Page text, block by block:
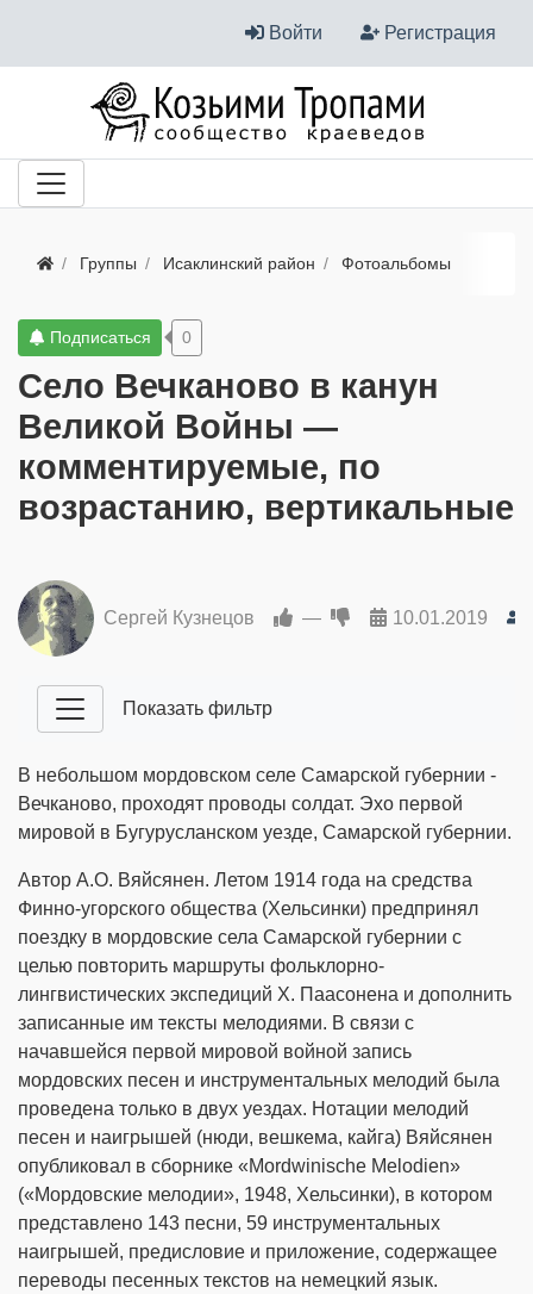
Войти Регистрация
Группы Исаклинский район Фотоальбомы
Село Вечканово в канун
Великой Войны —
комментируемые, по
возрастанию, вертикальные
Подписаться 0
Сергей Кузнецов — 10.01.2019
Показать фильтр
В небольшом мордовском селе Самарской губернии -
Вечканово, проходят проводы солдат. Эхо первой
мировой в Бугурусланском уезде, Самарской губернии.
Автор А.О. Вяйсянен. Летом 1914 года на средства
Финно-угорского общества (Хельсинки) предпринял
поездку в мордовские села Самарской губернии с
целью повторить маршруты фольклорно-
лингвистических экспедиций Х. Паасонена и дополнить
записанные им тексты мелодиями. В связи с
начавшейся первой мировой войной запись
мордовских песен и инструментальных мелодий была
проведена только в двух уездах. Нотации мелодий
песен и наигрышей (нюди, вешкема, кайга) Вяйсянен
опубликовал в сборнике «Mordwinische Melodien»
(«Мордовские мелодии», 1948, Хельсинки), в котором
представлено 143 песни, 59 инструментальных
наигрышей, предисловие и приложение, содержащее
переводы песенных текстов на немецкий язык.